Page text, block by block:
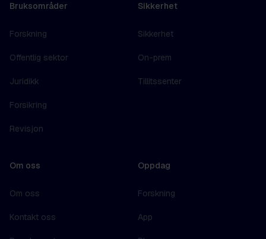
Bruksområder
Forskning
Offentlig sektor
Juridikk
Forsikring
Revisjon
Sikkerhet
Sikkerhet
On-prem
Tillitssenter
Om oss
Om oss
Kontakt oss
Oppdag
Forskning
App